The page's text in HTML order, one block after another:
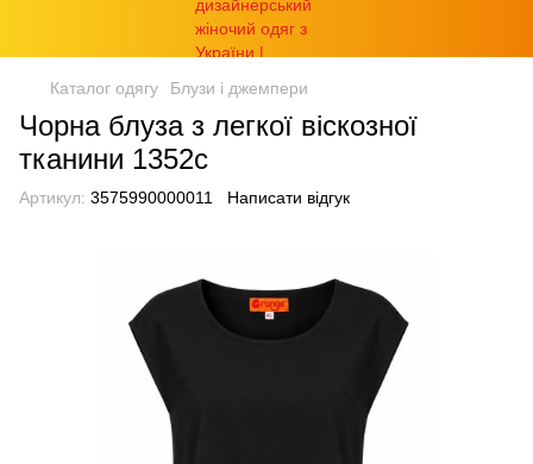
Каталог одягу Блузи і джемпери
Чорна блуза з легкої віскозної
тканини 1352с
Артикул: 3575990000011 Написати відгук